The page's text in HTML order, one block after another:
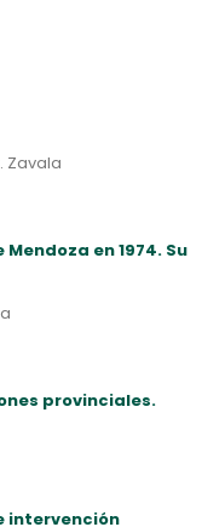
Zavala
en 1974. Su
provinciales.
intervención